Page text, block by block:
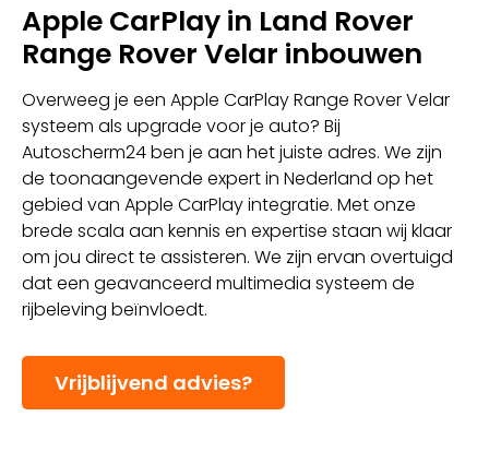
Apple CarPlay in Land Rover
Range Rover Velar inbouwen
Overweeg je een Apple CarPlay Range Rover Velar
systeem als upgrade voor je auto? Bij
Autoscherm24 ben je aan het juiste adres. We zijn
de toonaangevende expert in Nederland op het
gebied van Apple CarPlay integratie. Met onze
brede scala aan kennis en expertise staan wij klaar
om jou direct te assisteren. We zijn ervan overtuigd
dat een geavanceerd multimedia systeem de
rijbeleving beïnvloedt.
Vrijblijvend advies?